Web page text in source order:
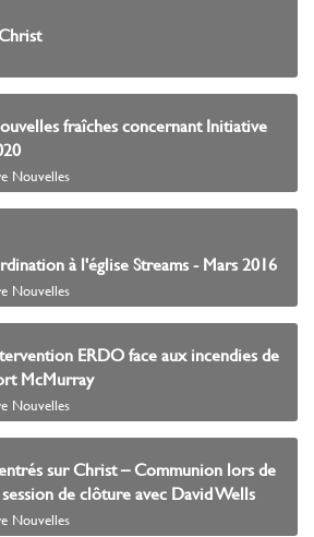
fraîches concernant Initiative
Nouvelles
à l'église Streams - Mars 2016
Nouvelles
ERDO face aux incendies de
McMurray
Nouvelles
sur Christ – Communion lors de
de clôture avec David Wells
Nouvelles